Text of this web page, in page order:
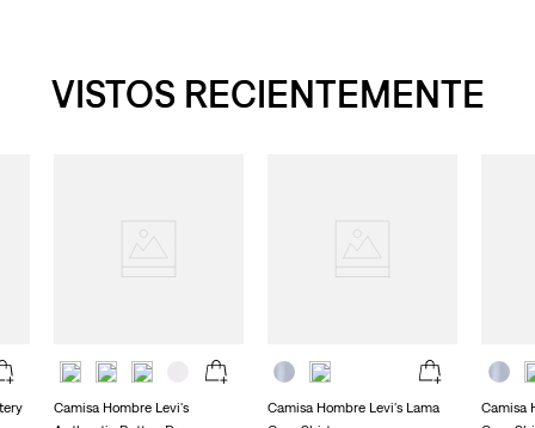
VISTOS RECIENTEMENTE
Camisa Hombre Levi's
Camisa Hombre Levi's Lama
Camisa